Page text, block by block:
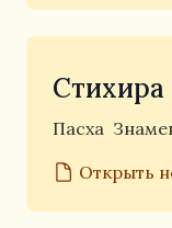
Пасха
Открыть